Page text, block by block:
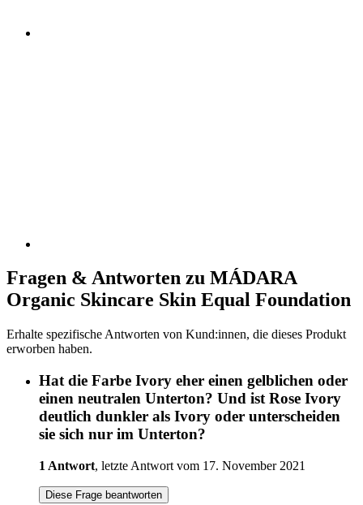
Fragen & Antworten zu MÁDARA
Organic Skincare Skin Equal Foundation
Erhalte spezifische Antworten von Kund:innen, die dieses Produkt
erworben haben.
Hat die Farbe Ivory eher einen gelblichen oder
einen neutralen Unterton? Und ist Rose Ivory
deutlich dunkler als Ivory oder unterscheiden
sie sich nur im Unterton?
1 Antwort, letzte Antwort vom 17. November 2021
Diese Frage beantworten